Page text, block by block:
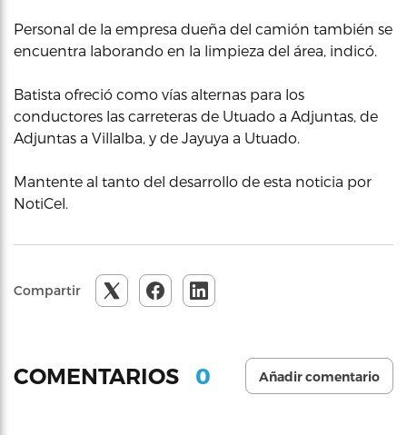
Personal de la empresa dueña del camión también se
encuentra laborando en la limpieza del área, indicó.
Batista ofreció como vías alternas para los
conductores las carreteras de Utuado a Adjuntas, de
Adjuntas a Villalba, y de Jayuya a Utuado.
Mantente al tanto del desarrollo de esta noticia por
NotiCel.
Compartir
COMENTARIOS 0 Añadir comentario